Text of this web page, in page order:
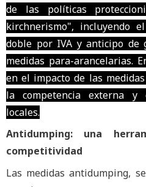
de las políticas
kirchnerismo", incluyendo
doble por IVA y anticipo de
medidas para-arancelarias.
en el impacto de las
la competencia externa y
locales.
Antidumping: una
competitividad
Las medidas antidumping,